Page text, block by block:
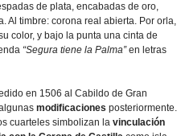
de plata, encabadas de oro,
Al timbre: corona real abierta. Por orla,
color, y bajo la punta una cinta de
“Segura tiene la Palma”en letras
en 1506 al Cabildo de Gran
modificaciones posteriormente.
cuarteles simbolizan la vinculación